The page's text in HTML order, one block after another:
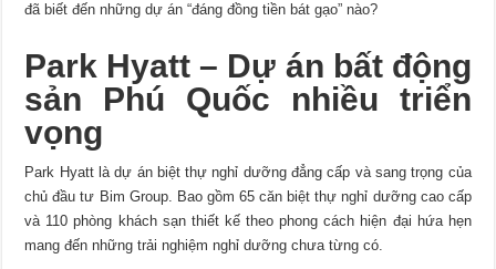
đã biết đến những dự án “đáng đồng tiền bát gạo” nào?
Park Hyatt – Dự án bất động
sản Phú Quốc nhiều triển
vọng
Park Hyatt là dự án biệt thự nghỉ dưỡng đẳng cấp và sang trọng của
chủ đầu tư Bim Group. Bao gồm 65 căn biệt thự nghỉ dưỡng cao cấp
và 110 phòng khách sạn thiết kế theo phong cách hiện đại hứa hẹn
mang đến những trải nghiệm nghỉ dưỡng chưa từng có.